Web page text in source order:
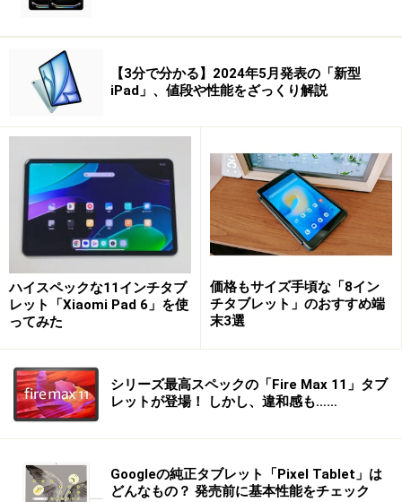
筆者愛用の「iPad Pro」。新型Macと同じCPU「Apple M1」
を搭載する
ノートPCは、Windowsに限っても古い歴史があります。
始まりは1991年の「Windows for Pen Computing」。こ
の頃は、指ではなくペンで操作する携帯型コンピュータ
に注目が集まっており、Windows for Pen Computingも潮
流にのって登場しました。
この後、2002年には「Windows XP Tablet PC
Edition」、2006年に「Windows Vista」と続きますが、
キメラのようにキーボード、マウスとペン操作の2つが
ます。
【3分で分かる】2024年5月発表の「新型
iPad」、値段や性能をざっくり解説
ハイスペックな11インチタブ
レット「Xiaomi Pad 6」を使
ってみた
価格もサイズ手頃な「8イン
チタブレット」のおすすめ端
末3選
シリーズ最高スペックの「Fire Max 11」タブ
レットが登場！ しかし、違和感も……
Googleの純正タブレット「Pixel Tablet」は
どんなもの？ 発売前に基本性能をチェック